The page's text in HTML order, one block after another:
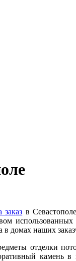
заказ в
в домах наших
отделки
камень